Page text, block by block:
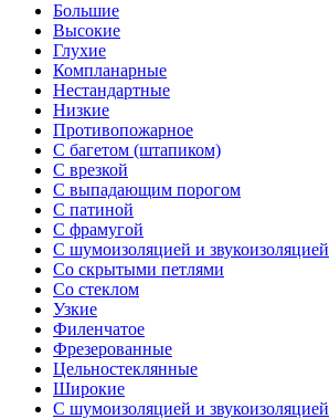
Большие
Высокие
Глухие
Компланарные
Нестандартные
Низкие
Противопожарное
С багетом (штапиком)
С врезкой
С выпадающим порогом
С патиной
С фрамугой
С шумоизоляцией и звукоизоляцией
Со скрытыми петлями
Со стеклом
Узкие
Филенчатое
Фрезерованные
Цельностеклянные
Широкие
С шумоизоляцией и звукоизоляцией